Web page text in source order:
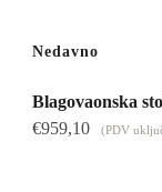
Nedavno
Blagovaonska
€959,10 (PDV